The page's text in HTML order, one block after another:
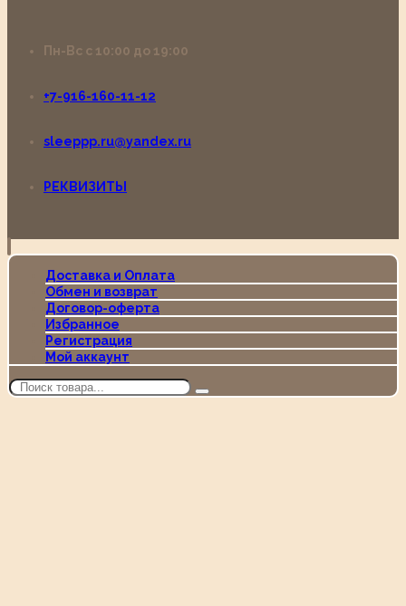
Пн-Вс с 10:00 до 19:00
+7-916-160-11-12
sleeppp.ru@yandex.ru
РЕКВИЗИТЫ
Доставка и Оплата
Обмен и возврат
Договор-оферта
Избранное
Регистрация
Мой аккаунт